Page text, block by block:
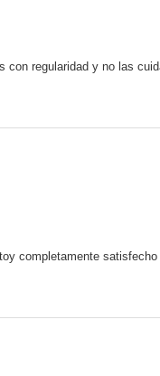
con regularidad y no las
completamente